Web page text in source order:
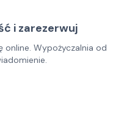
i zarezerwuj
online. Wypożyczalnia od